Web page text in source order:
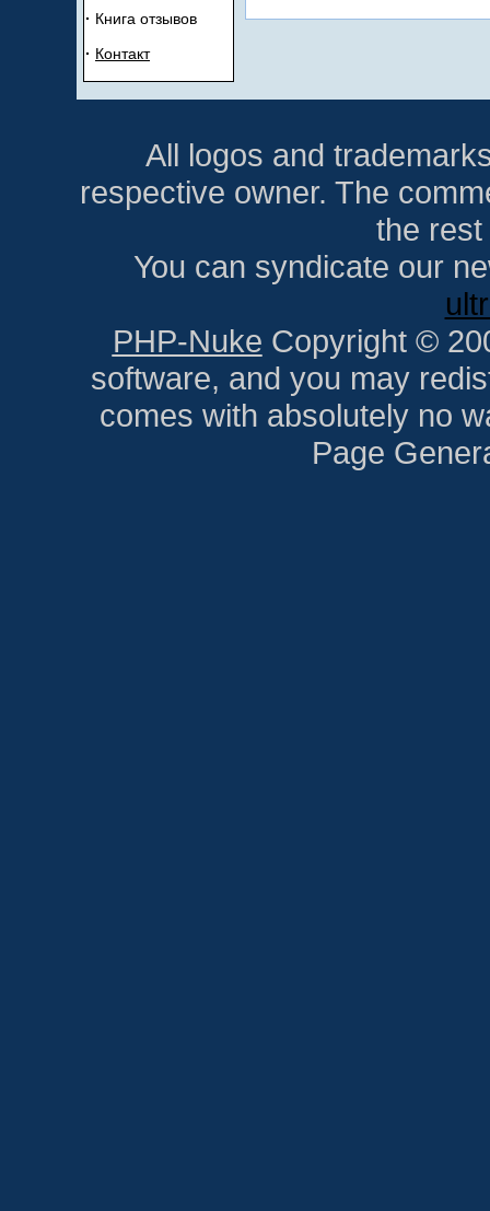
· Книга отзывов
· Кoнтакт
All logos and
respective owner. The
the
You can syndicate our
PHP-Nuke Copyright ©
software, and you may
comes with absolutely no
Page